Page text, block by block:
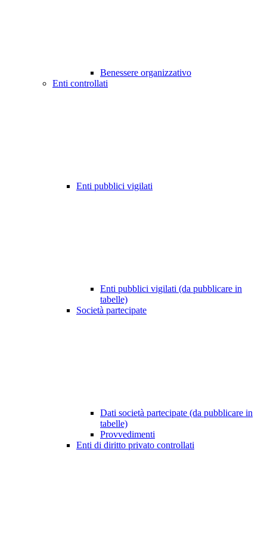
Benessere organizzativo
Enti controllati
Enti pubblici vigilati
Enti pubblici vigilati (da pubblicare in
tabelle)
Società partecipate
Dati società partecipate (da pubblicare in
tabelle)
Provvedimenti
Enti di diritto privato controllati